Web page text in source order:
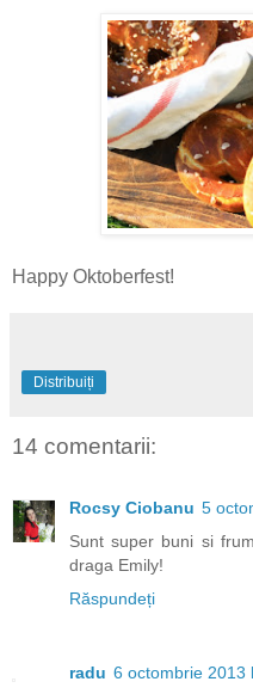
Happy Oktoberfest!
Distribuiți
14 comentarii:
Rocsy Ciobanu 5
Sunt super buni si
draga Emily!
Răspundeți
radu 6 octombrie 2013